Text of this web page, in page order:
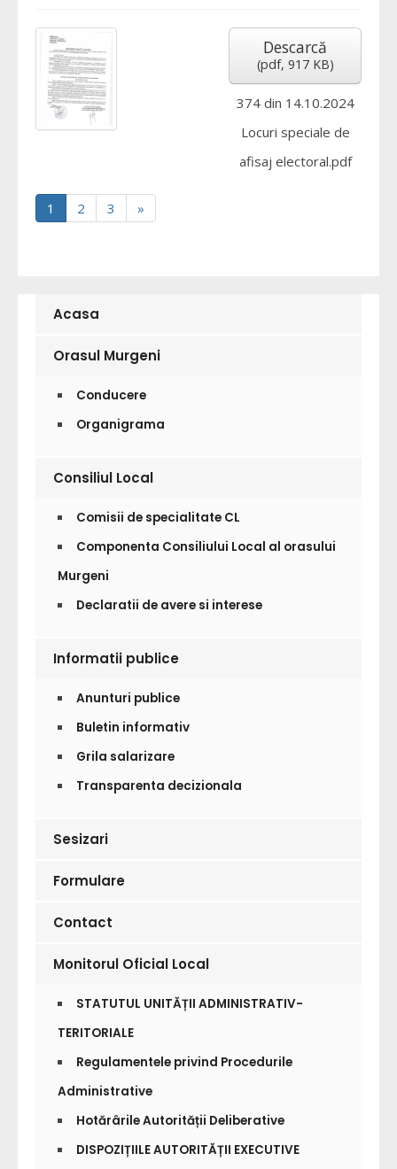
Descarcă
(pdf, 917 KB)
374 din 14.10.2024
Locuri speciale de
afisaj electoral.pdf
1 2 3 »
Acasa
Orasul Murgeni
Conducere
Organigrama
Consiliul Local
Comisii de specialitate CL
Componenta Consiliului Local al orasului
Murgeni
Declaratii de avere si interese
Informatii publice
Anunturi publice
Buletin informativ
Grila salarizare
Transparenta decizionala
Sesizari
Formulare
Contact
Monitorul Oficial Local
STATUTUL UNITĂȚII ADMINISTRATIV-
TERITORIALE
Regulamentele privind Procedurile
Administrative
Hotărârile Autorității Deliberative
DISPOZIȚIILE AUTORITĂȚII EXECUTIVE